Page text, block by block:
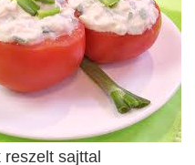
sajttal